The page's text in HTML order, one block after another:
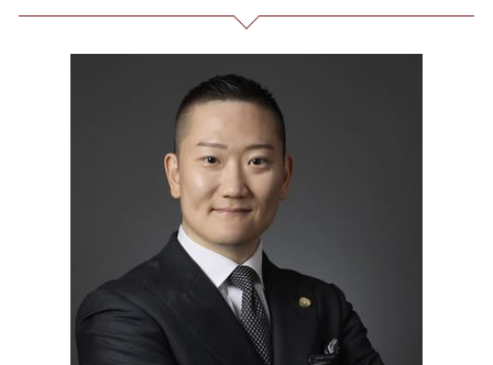
詐欺 サクラ
投資 詐欺 セミナー
借金 債務整理 メリット
個人再生 再生計画
個人再生 手続き 流れ
個人 自己破産 デメリット
給与所得者 再生
セクハラ パワハラ
企業 法務 部
戦略法務 とは
未払い 賃金
企業法務 とは
臨床法務 とは
パワハラ 相談 解決
労務 トラブル
誹謗中傷 削除
誹謗中傷 どこから
ネット 誹謗中傷
誹謗中傷 逮捕
情報開示請求 費用
誹謗中傷 港区
労働問題 全国 弁護士
任意整理 東京都 弁護士
リーガルチェック 全国 相談
消費者被害 港区 相談
任意整理 東京都 相談
振り込め詐欺 全国 相談
過払い金請求 全国 相談
振り込め詐欺 23区 弁護士
リーガルチェック 港区 相談
破産 問題 東京都 相談
誹謗中傷 新宿区
企業法務 東京都 弁護士